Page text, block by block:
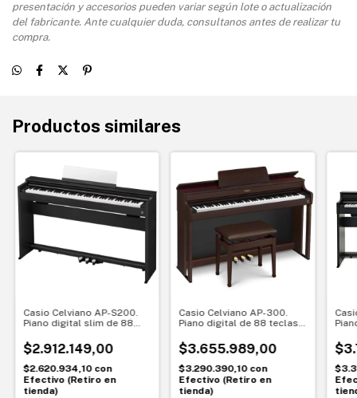
presentación y accesorios pueden variar según lote o actualización
del fabricante. Ante cualquier duda, consultanos antes de realizar tu
compra.
Productos similares
Casio Celviano AP-S200.
Piano digital slim de 88
compacta y sensación real
$2.912.149,00
$2.620.934,10 con
Efectivo (Retiro en
tienda)
Casio Celviano AP-300.
Piano digital de 88 teclas.
de piano
$3.655.989,00
$3.290.390,10 con
Efectivo (Retiro en
tienda)
y